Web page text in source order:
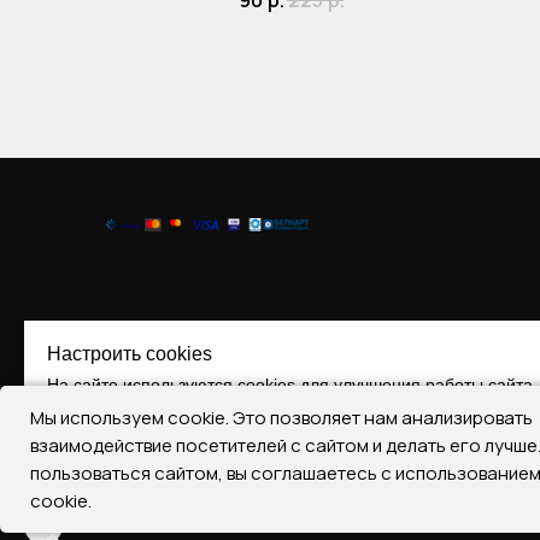
Настроить cookies
На сайте используются cookies для улучшения работы сайта.
Принять все Отклонить все Настроить
Регистрация № 290393787,
Мы используем cookie. Это позволяет нам анализировать
взаимодействие посетителей с сайтом и делать его
пользоваться сайтом, вы соглашаетесь с
cookie.